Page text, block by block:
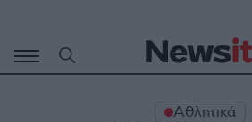
περιεχόμενο
Αθλητικά